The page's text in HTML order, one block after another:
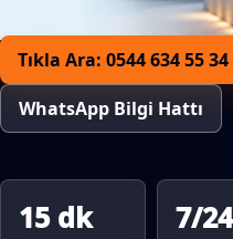
Tıkla Ara: 0544 634 55 34
WhatsApp Bilgi Hattı
15 dk 7/24